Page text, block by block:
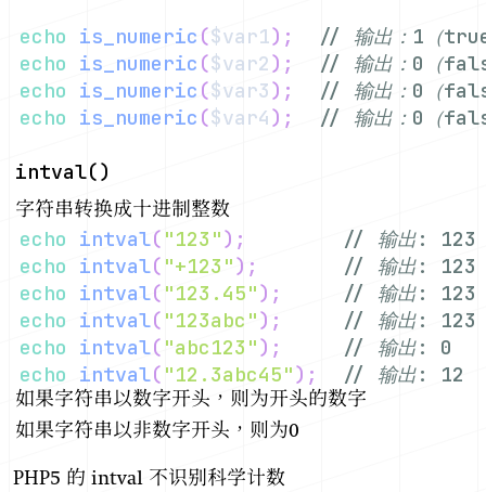
echo is_numeric ($var1) ;
// 输出：1（
echo is_numeric ($var2) ;
// 输出：0（
echo is_numeric ($var3) ;
// 输出：0（
echo is_numeric ($var4) ; // 输出：0（
intval()
字符串转换成十进制整数
echo intval( "123") ;
// 输出: 123
echo intval( "+123") ;
// 输出: 123
echo intval( "123.45") ;
// 输出: 123
echo intval( "123abc") ;
// 输出: 123
echo intval( "abc123") ;
// 输出: 0
echo intval( "12.3abc45") ; // 输出: 12
如果字符串以数字开头，则为开头的数字
如果字符串以非数字开头，则为0
PHP5 的 intval 不识别科学计数